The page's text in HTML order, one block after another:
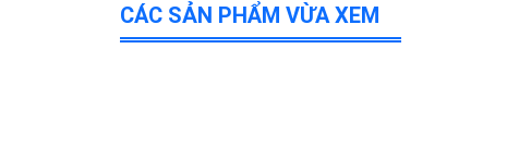
CÁC SẢN PHẨM VỪA XEM